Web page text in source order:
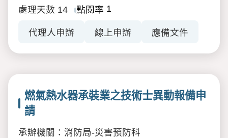
處理天數 14 點閱率 1
代理人申辦 線上申辦 應備文件
燃氣熱水器承裝業之技術士異動報備申
請
承辦機關：消防局-災害預防科